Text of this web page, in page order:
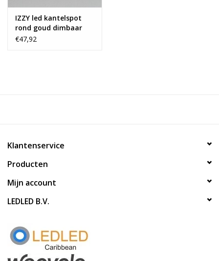
IZZY led kantelspot
rond goud dimbaar
€47,92
Klantenservice
Producten
Mijn account
LEDLED B.V.